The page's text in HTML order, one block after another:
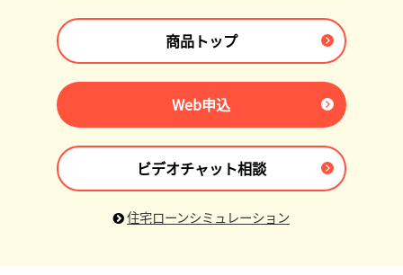
商品トップ
Web申込
ビデオチャット相談
住宅ローンシミュレーション